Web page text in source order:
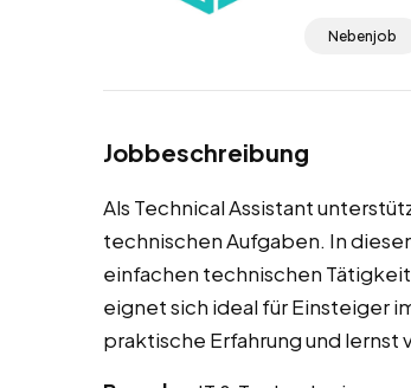
Nebenjob
Jobbeschreibung
Als Technical Assistant
technischen Aufgaben. In
einfachen technischen
eignet sich ideal für Einsteiger
praktische Erfahrung und